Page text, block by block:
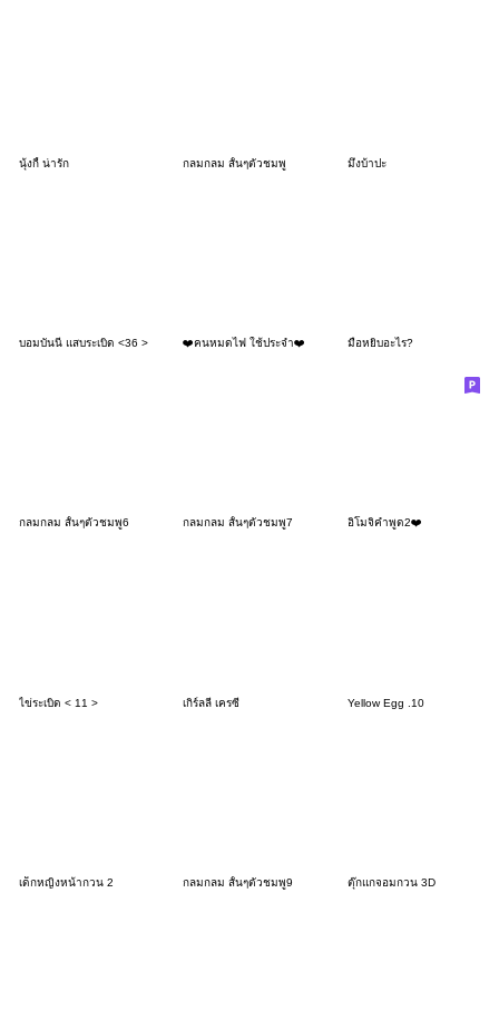
นุ้งกี้ น่ารัก กลมกลม สั้นๆตัวชมพู มึงบ้าปะ
บอมบันนี่ แสบระเบิด <36 > ❤️คนหมดไฟ ใช้ประจำ❤️ มือหยิบอะไร?
กลมกลม สั้นๆตัวชมพู6 กลมกลม สั้นๆตัวชมพู7 อิโมจิคำพูด2❤️
ไข่ระเบิด < 11 > เกิร์ลลี่ เครซี่ Yellow Egg .10
เด็กหญิงหน้ากวน 2 กลมกลม สั้นๆตัวชมพู9 ตุ๊กแกจอมกวน 3D